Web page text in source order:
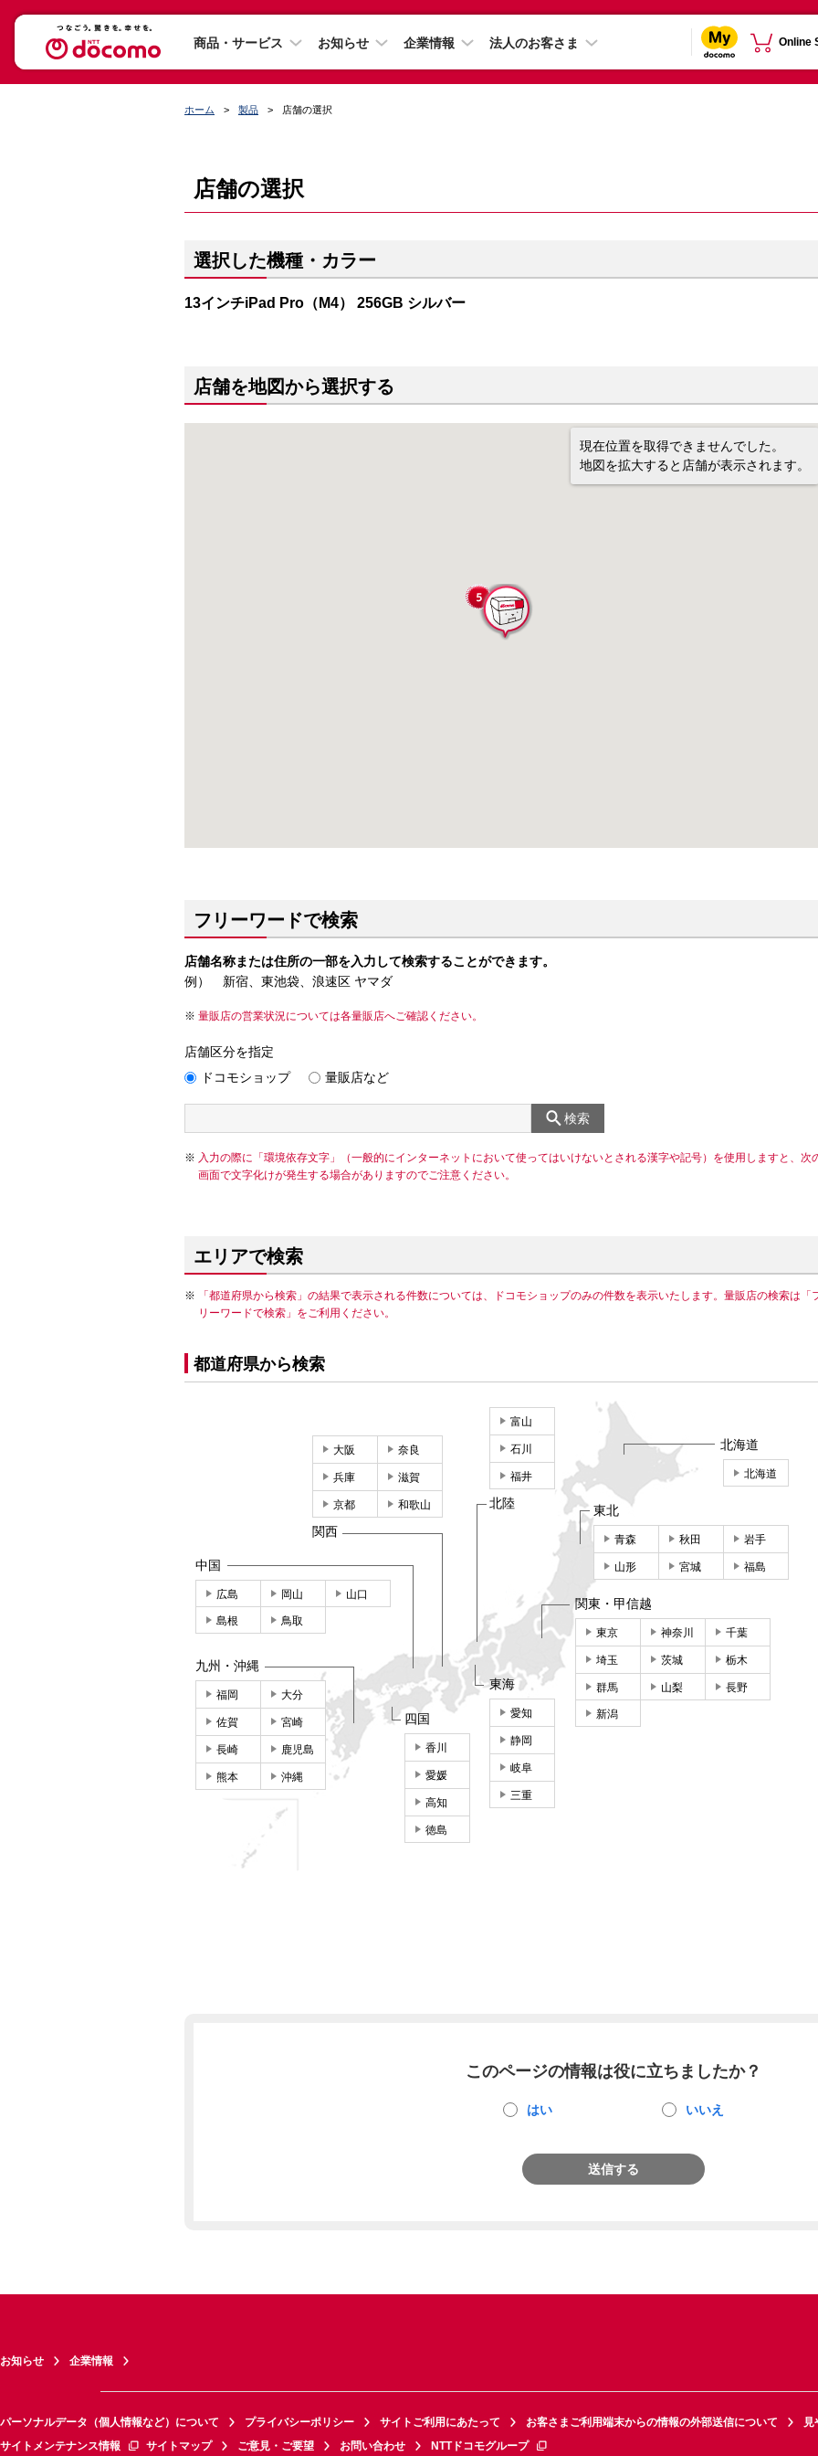
商品・サービス お知らせ 企業情報 法人のお客さま Online
ホーム 製品 店舗の選択
店舗の選択
選択した機種・カラー
13インチiPad Pro（M4） 256GB シルバー
店舗を地図から選択する
現在位置を取得できませんでした。
地図を拡大すると店舗が表示されます。
フリーワードで検索
店舗名称または住所の一部を入力して検索することができます。
例） 新宿、東池袋、浪速区 ヤマダ
量販店の営業状況については各量販店へご確認ください。
店舗区分を指定
ドコモショップ
量販店など
検索
入力の際に「環境依存文字」（一般的にインターネットにおいて使ってはいけないとされる漢字や記号）を使用しますと、次
画面で文字化けが発生する場合がありますのでご注意ください。
エリアで検索
「都道府県から検索」の結果で表示される件数については、ドコモショップのみの件数を表示いたします。量販店の検索は「
リーワードで検索」をご利用ください。
都道府県から検索
北海道
北海道
東北
青森 秋田 岩手
山形 宮城 福島
関東・甲信越
東京 神奈川 千葉
埼玉 茨城 栃木
群馬 山梨 長野
新潟
東海
愛知
静岡
岐阜
三重
富山
石川
福井
北陸
大阪 奈良
兵庫 滋賀
京都 和歌山
関西
中国
広島 岡山 山口
島根 鳥取
四国
香川
愛媛
高知
徳島
九州・沖縄
福岡 大分
佐賀 宮崎
長崎 鹿児島
熊本 沖縄
このページの情報は役に立ちましたか？
はい いいえ
送信する
お知らせ 企業情報
パーソナルデータ（個人情報など）について プライバシーポリシー サイトご利用にあたって お客さまご利用端末からの情報の外部送信について
見
サイトメンテナンス情報
サイトマップ ご意見・ご要望 お問い合わせ NTTドコモグループ